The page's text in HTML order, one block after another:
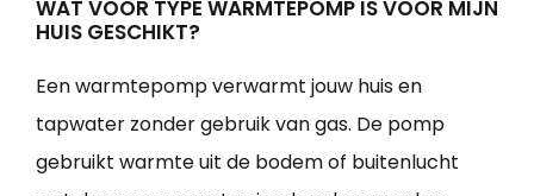
WAT VOOR TYPE WARMTEPOMP IS VOOR MIJN
HUIS GESCHIKT?
Een warmtepomp verwarmt jouw huis en
tapwater zonder gebruik van gas. De pomp
gebruikt warmte uit de bodem of buitenlucht